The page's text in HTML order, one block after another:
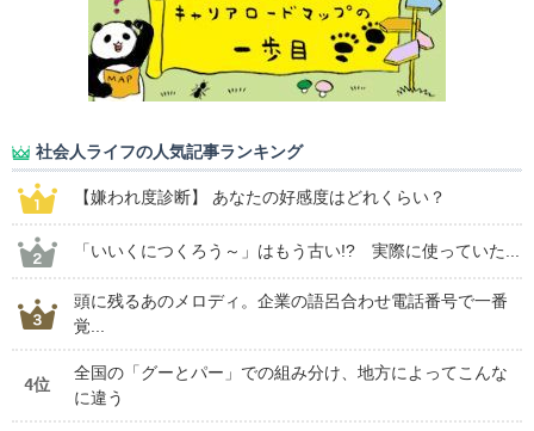
社会人ライフの人気記事ランキング
【嫌われ度診断】 あなたの好感度はどれくらい？
「いいくにつくろう～」はもう古い!? 実際に使っていた...
頭に残るあのメロディ。企業の語呂合わせ電話番号で一番
覚...
4位
全国の「グーとパー」での組み分け、地方によってこんな
に違う